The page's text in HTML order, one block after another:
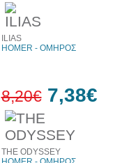
ILIAS
HOMER - ΟΜΗΡΟΣ
8,20€ 7,38€
THE ODYSSEY